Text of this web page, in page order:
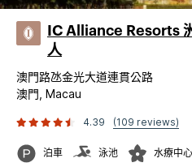
IC Alliance Resorts
人
澳門路氹金光大道連貫公路
澳門, Macau
4.39 (109 reviews)
泊車 泳池 水療中心